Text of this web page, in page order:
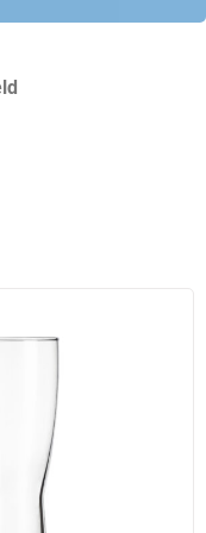
product
multiple
variants.
options